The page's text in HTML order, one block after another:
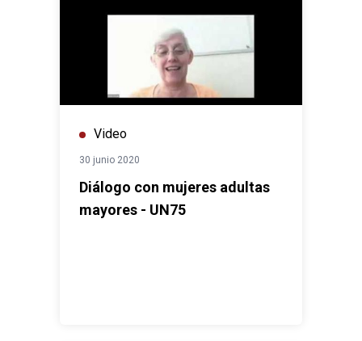
Video
30 junio 2020
Diálogo con mujeres adultas
mayores - UN75